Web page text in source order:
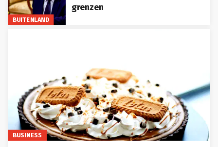
BUITENLAND
grenzen
BUSINESS